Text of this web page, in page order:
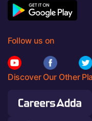
Follow us on
Discover Our Other